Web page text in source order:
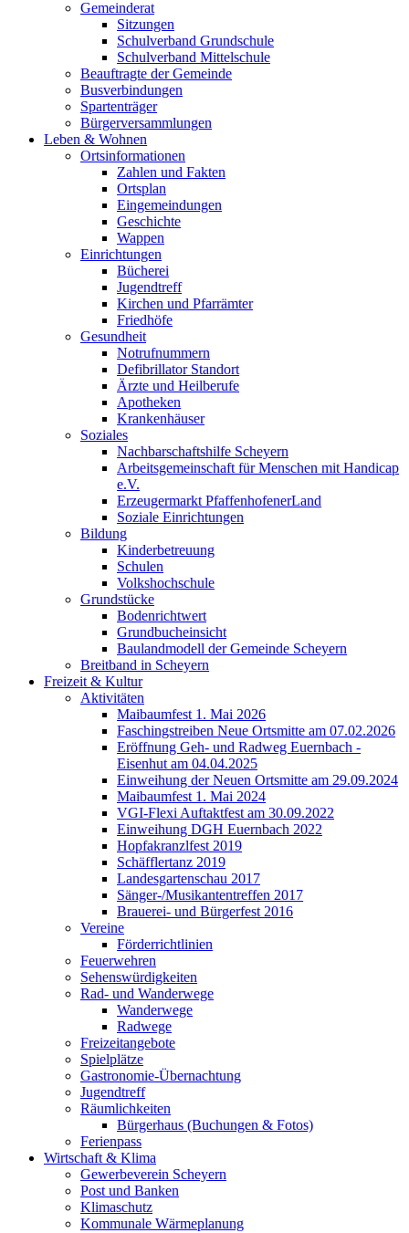
Gemeinderat
Sitzungen
Schulverband Grundschule
Schulverband Mittelschule
Beauftragte der Gemeinde
Busverbindungen
Spartenträger
Bürgerversammlungen
Leben & Wohnen
Ortsinformationen
Zahlen und Fakten
Ortsplan
Eingemeindungen
Geschichte
Wappen
Einrichtungen
Bücherei
Jugendtreff
Kirchen und Pfarrämter
Friedhöfe
Gesundheit
Notrufnummern
Defibrillator Standort
Ärzte und Heilberufe
Apotheken
Krankenhäuser
Soziales
Nachbarschaftshilfe Scheyern
Arbeitsgemeinschaft für Menschen mit Handicap
e.V.
Erzeugermarkt PfaffenhofenerLand
Soziale Einrichtungen
Bildung
Kinderbetreuung
Schulen
Volkshochschule
Grundstücke
Bodenrichtwert
Grundbucheinsicht
Baulandmodell der Gemeinde Scheyern
Breitband in Scheyern
Freizeit & Kultur
Aktivitäten
Maibaumfest 1. Mai 2026
Faschingstreiben Neue Ortsmitte am 07.02.2026
Eröffnung Geh- und Radweg Euernbach -
Eisenhut am 04.04.2025
Einweihung der Neuen Ortsmitte am 29.09.2024
Maibaumfest 1. Mai 2024
VGI-Flexi Auftaktfest am 30.09.2022
Einweihung DGH Euernbach 2022
Hopfakranzlfest 2019
Schäfflertanz 2019
Landesgartenschau 2017
Sänger-/Musikantentreffen 2017
Brauerei- und Bürgerfest 2016
Vereine
Förderrichtlinien
Feuerwehren
Sehenswürdigkeiten
Rad- und Wanderwege
Wanderwege
Radwege
Freizeitangebote
Spielplätze
Gastronomie-Übernachtung
Jugendtreff
Räumlichkeiten
Bürgerhaus (Buchungen & Fotos)
Ferienpass
Wirtschaft & Klima
Gewerbeverein Scheyern
Post und Banken
Klimaschutz
Kommunale Wärmeplanung